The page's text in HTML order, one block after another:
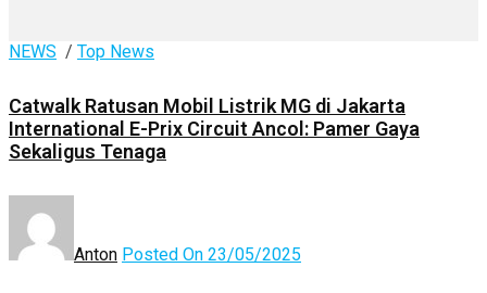
NEWS / Top News
Catwalk Ratusan Mobil Listrik MG di Jakarta
International E-Prix Circuit Ancol: Pamer Gaya
Sekaligus Tenaga
Anton Posted On 23/05/2025